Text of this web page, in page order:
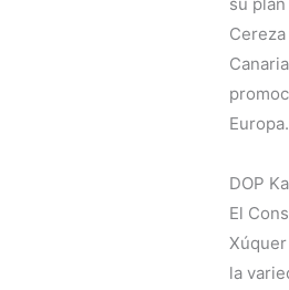
Europa.
DOP
El
la